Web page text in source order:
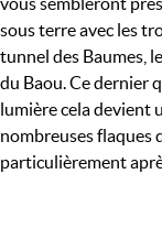
sous terre avec les
tunnel des Baumes,
du Baou. Ce dernier
lumière cela devient
nombreuses flaques
particulièrement